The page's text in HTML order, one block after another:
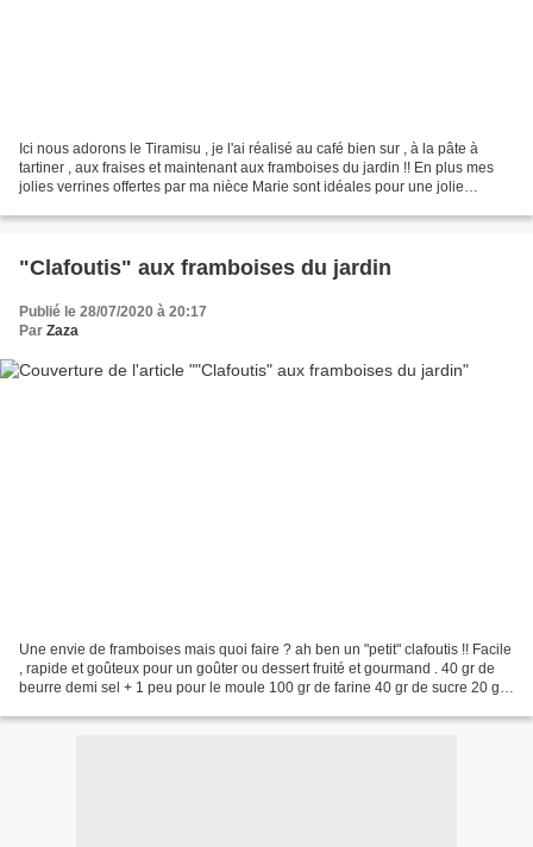
Ici nous adorons le Tiramisu , je l'ai réalisé au café bien sur , à la pâte à
tartiner , aux fraises et maintenant aux framboises du jardin !! En plus mes
jolies verrines offertes par ma nièce Marie sont idéales pour une jolie
"Clafoutis" aux framboises du jardin
Publié le 28/07/2020 à 20:17
Par Zaza
Une envie de framboises mais quoi faire ? ah ben un "petit" clafoutis !! Facile
, rapide et goûteux pour un goûter ou dessert fruité et gourmand . 40 gr de
beurre demi sel + 1 peu pour le moule 100 gr de farine 40 gr de sucre 20 gr